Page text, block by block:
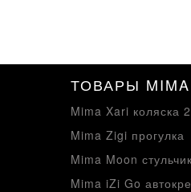
ТОВАРЫ MIMA
Mima Xari коляска
Mima Zigi прогулка
Mima Moon
Mima iZi Go